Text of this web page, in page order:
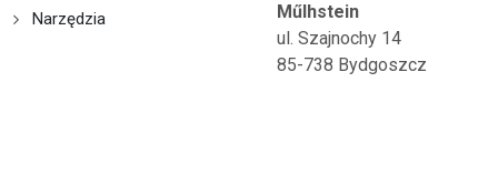
Narzędzia
Műlhstein
ul. Szajnochy 14
85-738 Bydgoszcz